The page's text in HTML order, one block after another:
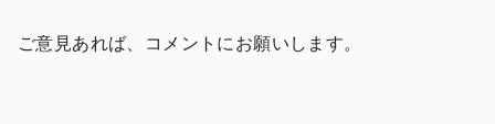
ご意見あれば、コメントにお願いします。